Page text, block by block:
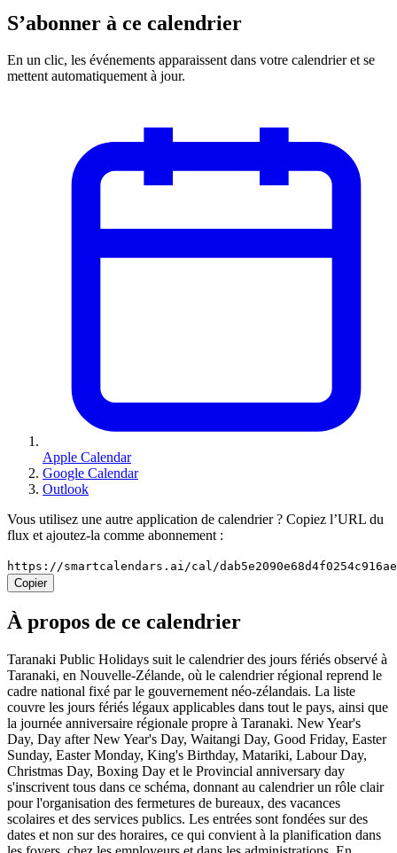
S’abonner à ce calendrier
En un clic, les événements apparaissent dans votre calendrier et se
mettent automatiquement à jour.
Apple Calendar
Google Calendar
Outlook
Vous utilisez une autre application de calendrier ? Copiez l’URL du
flux et ajoutez-la comme abonnement :
https://smartcalendars.ai/cal/
Copier
À propos de ce calendrier
Taranaki Public Holidays suit le calendrier des jours fériés observé à
Taranaki, en Nouvelle-Zélande, où le calendrier régional reprend le
cadre national fixé par le gouvernement néo-zélandais. La liste
couvre les jours fériés légaux applicables dans tout le pays, ainsi que
la journée anniversaire régionale propre à Taranaki. New Year's
Day, Day after New Year's Day, Waitangi Day, Good Friday, Easter
Sunday, Easter Monday, King's Birthday, Matariki, Labour Day,
Christmas Day, Boxing Day et le Provincial anniversary day
s'inscrivent tous dans ce schéma, donnant au calendrier un rôle clair
pour l'organisation des fermetures de bureaux, des vacances
scolaires et des services publics. Les entrées sont fondées sur des
dates et non sur des horaires, ce qui convient à la planification dans